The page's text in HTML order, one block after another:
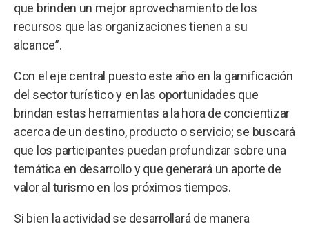
que brinden un mejor aprovechamiento de los
recursos que las organizaciones tienen a su
alcance”.
Con el eje central puesto este año en la gamificación
del sector turístico y en las oportunidades que
brindan estas herramientas a la hora de concientizar
acerca de un destino, producto o servicio; se buscará
que los participantes puedan profundizar sobre una
temática en desarrollo y que generará un aporte de
valor al turismo en los próximos tiempos.
Si bien la actividad se desarrollará de manera